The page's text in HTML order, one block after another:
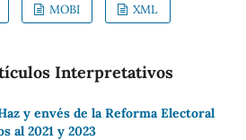
MOBI XML
Interpretativos
y envés de la Reforma Electoral
al 2021 y 2023